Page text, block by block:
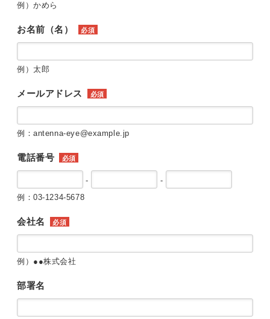
例）かめら
お名前（名） 必須
例）太郎
メールアドレス 必須
例：antenna-eye@example.jp
電話番号 必須
-
-
例：03-1234-5678
会社名 必須
例）●●株式会社
部署名